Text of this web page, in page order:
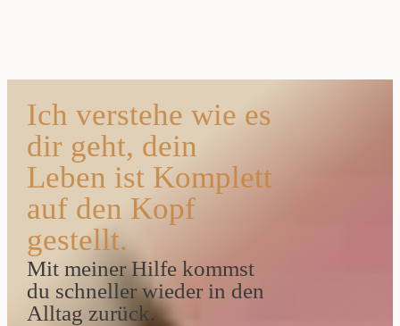
Ich verstehe wie es
dir geht, dein
Leben ist Komplett
auf den Kopf
gestellt.
Mit meiner Hilfe kommst
du schneller wieder in den
Alltag zurück.